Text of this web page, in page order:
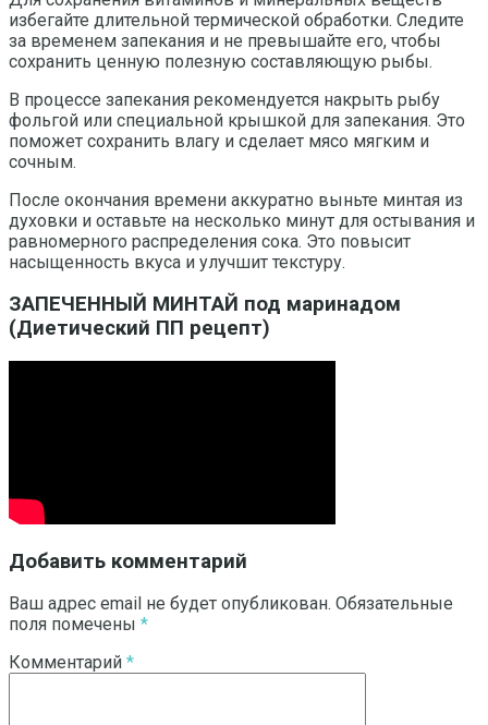
избегайте длительной термической обработки. Следите
за временем запекания и не превышайте его, чтобы
сохранить ценную полезную составляющую рыбы.
В процессе запекания рекомендуется накрыть рыбу
фольгой или специальной крышкой для запекания. Это
поможет сохранить влагу и сделает мясо мягким и
сочным.
После окончания времени аккуратно выньте минтая из
духовки и оставьте на несколько минут для остывания и
равномерного распределения сока. Это повысит
насыщенность вкуса и улучшит текстуру.
ЗАПЕЧЕННЫЙ МИНТАЙ под маринадом
(Диетический ПП рецепт)
Добавить комментарий
Ваш адрес email не будет опубликован. Обязательные
поля помечены *
Комментарий *